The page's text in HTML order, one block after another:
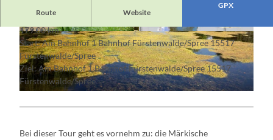
© Florian Läufer, Lizenz: Seenland Oder-Spree © Andreas Franke, Lizenz: TMB Fotoarchiv
Route Website
GPX
179,00 km
Start: Am Bahnhof 1 Bahnhof Fürstenwalde/Spree 15517
Fürstenwalde/Spree
Ziel: Am Bahnhof 1 Bahnhof Fürstenwalde/Spree 15517
Fürstenwalde/Spree
Bei dieser Tour geht es vornehm zu: die Märkische